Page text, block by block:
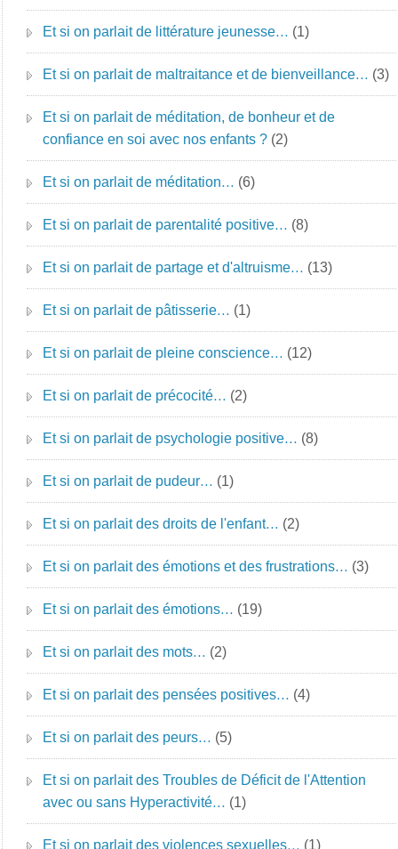
Et si on parlait de littérature jeunesse… (1)
Et si on parlait de maltraitance et de bienveillance… (3)
Et si on parlait de méditation, de bonheur et de
confiance en soi avec nos enfants ? (2)
Et si on parlait de méditation… (6)
Et si on parlait de parentalité positive… (8)
Et si on parlait de partage et d'altruisme… (13)
Et si on parlait de pâtisserie… (1)
Et si on parlait de pleine conscience… (12)
Et si on parlait de précocité… (2)
Et si on parlait de psychologie positive… (8)
Et si on parlait de pudeur… (1)
Et si on parlait des droits de l'enfant… (2)
Et si on parlait des émotions et des frustrations… (3)
Et si on parlait des émotions… (19)
Et si on parlait des mots… (2)
Et si on parlait des pensées positives… (4)
Et si on parlait des peurs… (5)
Et si on parlait des Troubles de Déficit de l'Attention
avec ou sans Hyperactivité… (1)
Et si on parlait des violences sexuelles… (1)